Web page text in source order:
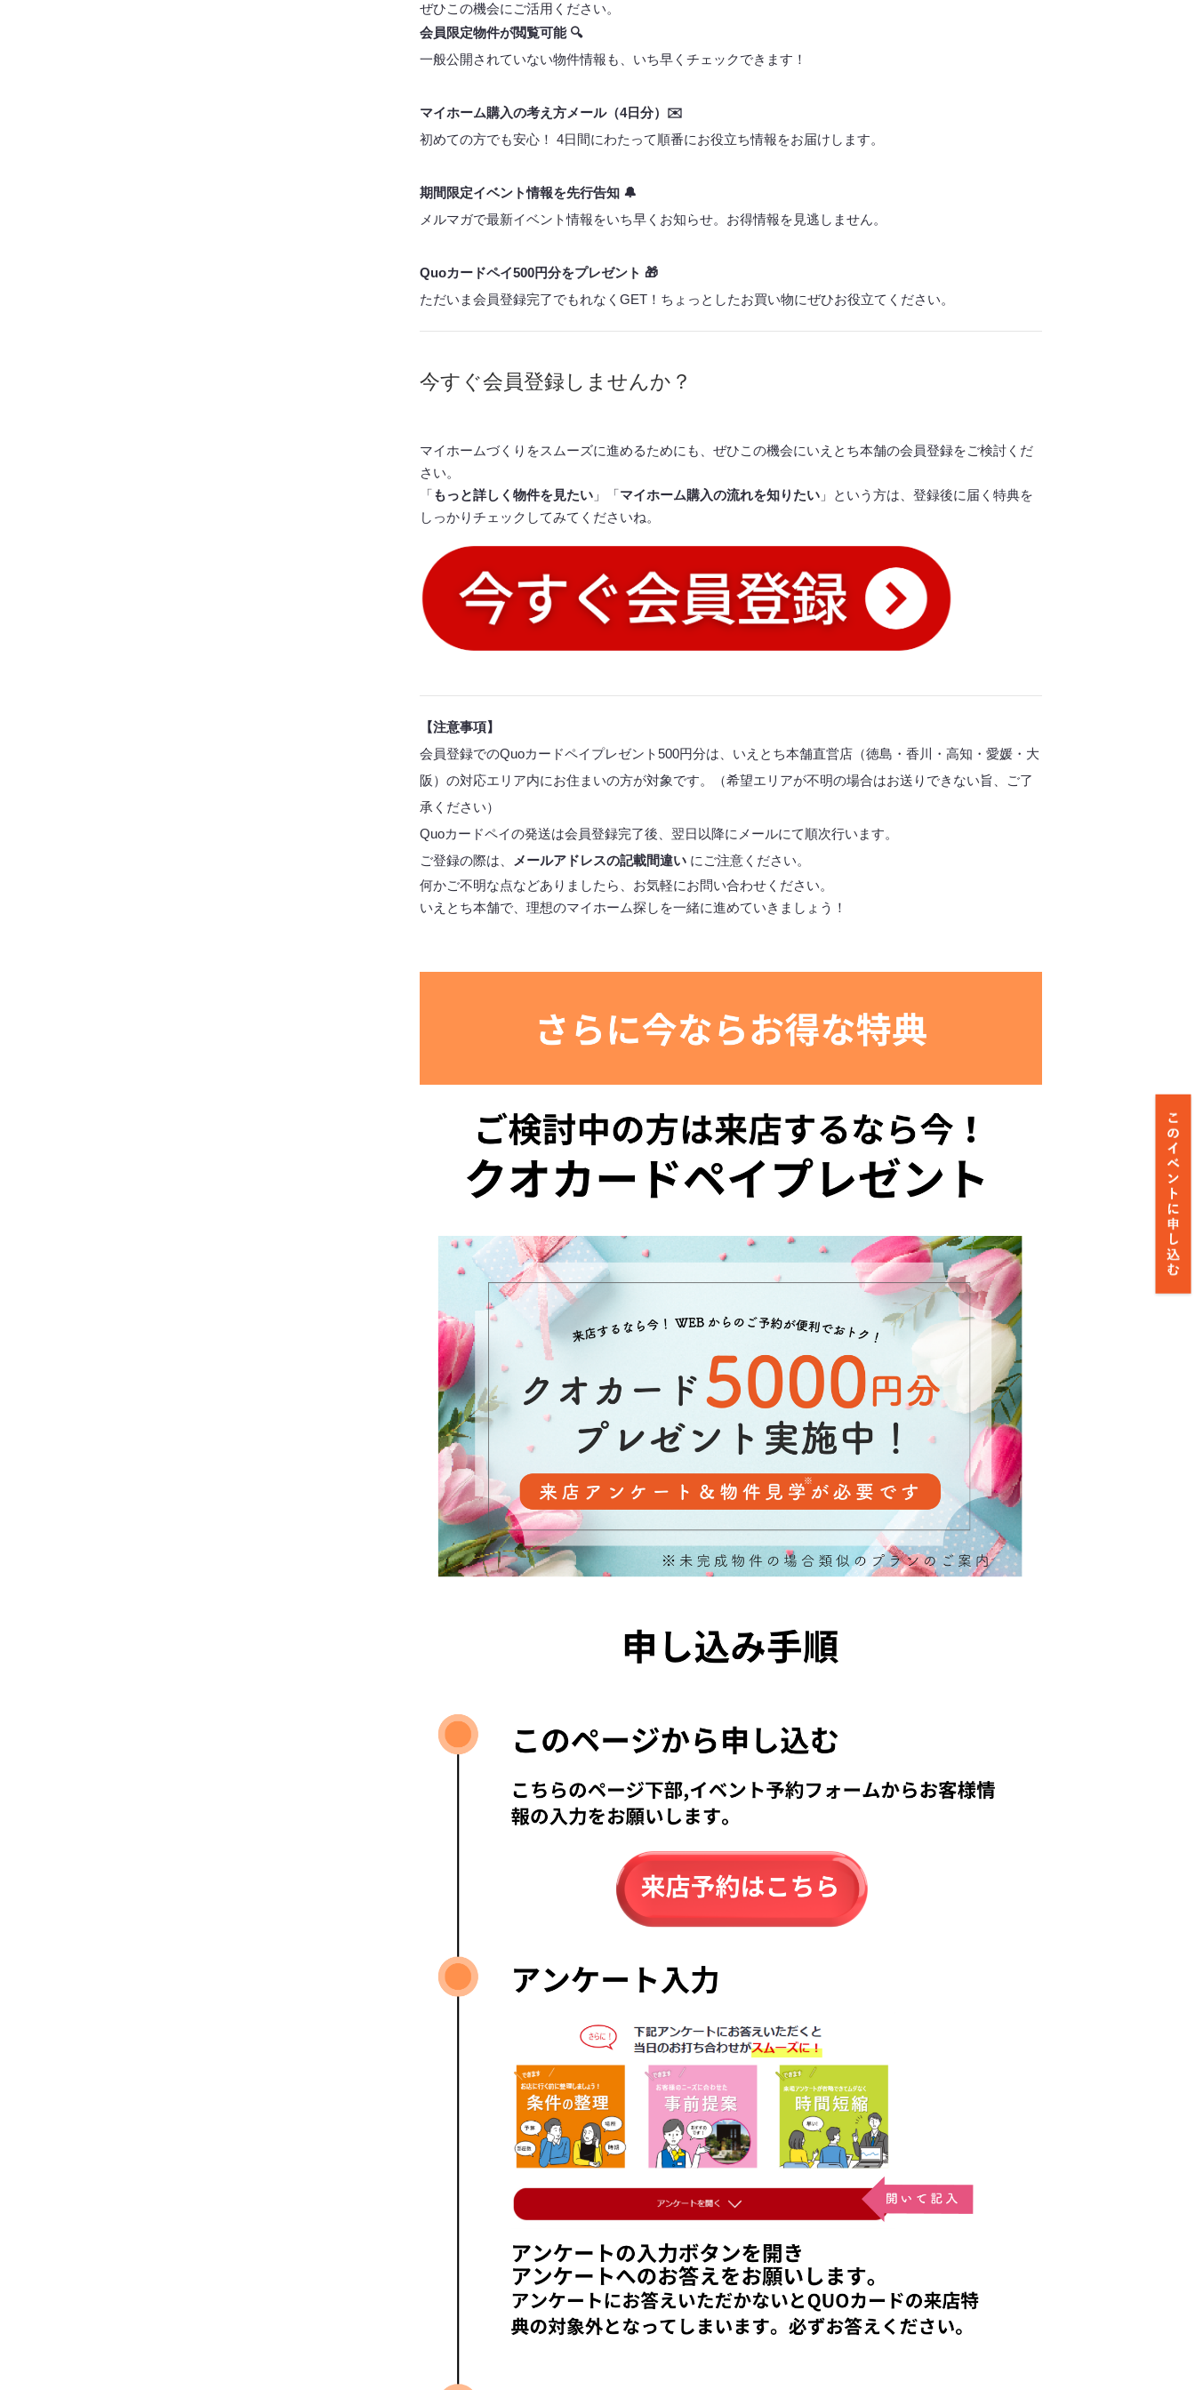
ぜひこの機会にご活用ください。
会員限定物件が閲覧可能 🔍
一般公開されていない物件情報も、いち早くチェックできます！
マイホーム購入の考え方メール（4日分）✉️
初めての方でも安心！ 4日間にわたって順番にお役立ち情報をお届けします。
期間限定イベント情報を先行告知 🔔
メルマガで最新イベント情報をいち早くお知らせ。お得情報を見逃しません。
Quoカードペイ500円分をプレゼント 🎁
ただいま会員登録完了でもれなくGET！ちょっとしたお買い物にぜひお役立てください。
今すぐ会員登録しませんか？
マイホームづくりをスムーズに進めるためにも、ぜひこの機会にいえとち本舗の会員登録をご検討くだ
さい。
「もっと詳しく物件を見たい 」「マイホーム購入の流れを知りたい 」という方は、登録後に届く特典を
しっかりチェックしてみてくださいね。
【注意事項】
会員登録でのQuoカードペイプレゼント500円分は、いえとち本舗直営店（徳島・香川・高知・愛媛・大
阪）の対応エリア内にお住まいの方が対象です。（希望エリアが不明の場合はお送りできない旨、ご了
承ください）
Quoカードペイの発送は会員登録完了後、翌日以降にメールにて順次行います。
ご登録の際は、
メールアドレスの記載間違い にご注意ください。
何かご不明な点などありましたら、お気軽にお問い合わせください。
いえとち本舗で、理想のマイホーム探しを一緒に進めていきましょう！